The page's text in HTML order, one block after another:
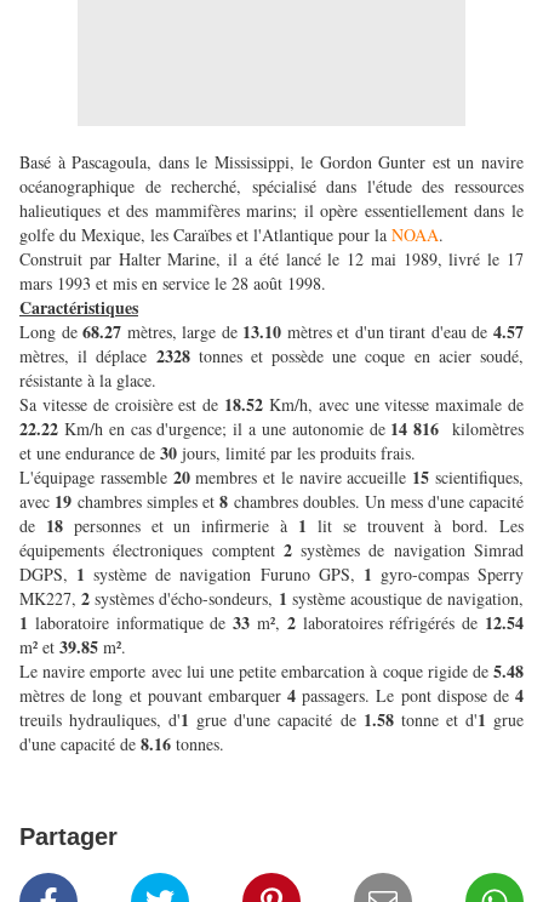
Basé à Pascagoula, dans le Mississippi, le Gordon Gunter est un navire
océanographique de recherché, spécialisé dans l'étude des ressources
halieutiques et des mammifères marins; il opère essentiellement dans le
golfe du Mexique, les Caraïbes et l'Atlantique pour la NOAA.
Construit par Halter Marine, il a été lancé le 12 mai 1989, livré le 17
mars 1993 et mis en service le 28 août 1998.
Caractéristiques
Long de68.27 mètres, large de 13.10 mètres et d'un tirant d'eau de4.57
mètres, il déplace 2328 tonnes et possède une coque en acier soudé,
résistante à la glace.
Sa vitesse de croisière est de 18.52 Km/h, avec une vitesse maximale de
22.22 Km/h en cas d'urgence; il a une autonomie de14 816 kilomètres
et une endurance de 30 jours, limité par les produits frais.
L'équipage rassemble 20membres et le navire accueille 15scientifiques,
avec 19chambres simples et8 chambres doubles. Un mess d'une capacité
de 18 personnes et un infirmerie à 1 lit se trouvent à bord. Les
équipements électroniques comptent 2systèmes de navigation Simrad
DGPS, 1système de navigation Furuno GPS, 1 gyro-compas Sperry
MK227,2systèmes d'écho-sondeurs, 1 système acoustique de navigation,
1 laboratoire informatique de33m², 2laboratoires réfrigérés de 12.54
m² et 39.85 m².
Le navire emporte avec lui une petite embarcation à coque rigide de 5.48
mètres de long et pouvant embarquer 4passagers. Le pont dispose de4
treuils hydrauliques, d'1 grue d'une capacité de 1.58 tonne et d'1 grue
d'une capacité de 8.16 tonnes.
Partager